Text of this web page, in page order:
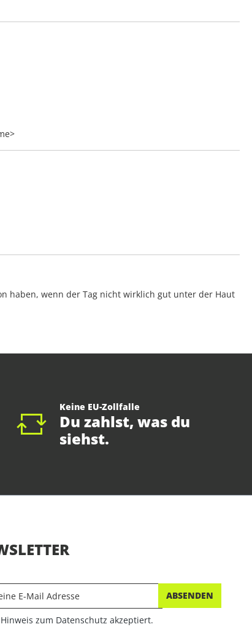
haben, wenn der Tag nicht wirklich gut unter der Haut
Keine EU-Zollfalle
Du zahlst, was du
siehst.
ABSENDEN
Hinweis zum Datenschutz akzeptiert.